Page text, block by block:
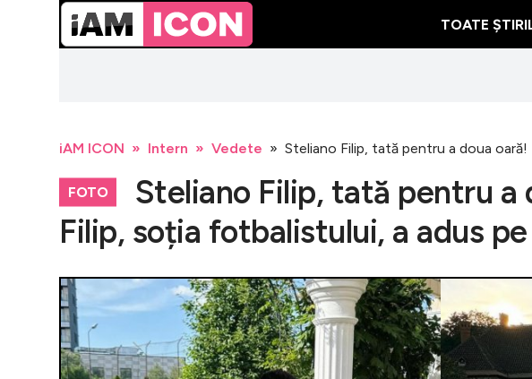
TOATE
iAM ICON Intern Vedete Steliano Filip, tată pentru a doua
FOTO
Steliano Filip, tată pentru a
Filip, soția fotbalistului, a adus